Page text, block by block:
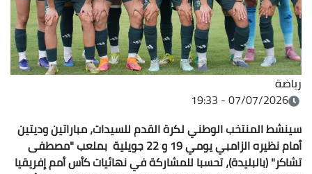
رياضة
07/07/2026 - 19:33
سينشط المنتخب الوطني لكرة القدم للسيدات، مباراتين وديتين
أمام نظيره الزامبي يومي 19 و 22 جويلية بملعب "مصطفى
تشاكر" (بالبليدة)، تحسبا للمشاركة في نهائيات كأس أمم إفريقيا